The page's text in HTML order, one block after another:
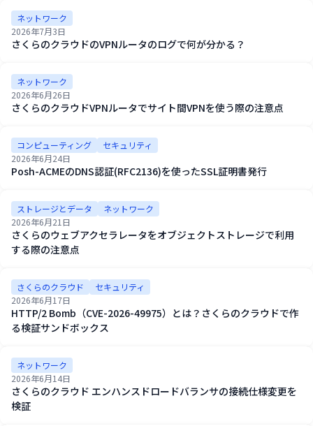
ネットワーク
2026年7月3日
さくらのクラウドのVPNルータのログで何が分かる？
ネットワーク
2026年6月26日
さくらのクラウドVPNルータでサイト間VPNを使う際の注意点
コンピューティング
セキュリティ
2026年6月24日
Posh-ACMEのDNS認証(RFC2136)を使ったSSL証明書発行
ストレージとデータ
ネットワーク
2026年6月21日
さくらのウェブアクセラレータをオブジェクトストレージで利用
する際の注意点
さくらのクラウド
セキュリティ
2026年6月17日
HTTP/2 Bomb（CVE-2026-49975）とは？さくらのクラウドで作
る検証サンドボックス
ネットワーク
2026年6月14日
さくらのクラウド エンハンスドロードバランサの接続仕様変更を
検証